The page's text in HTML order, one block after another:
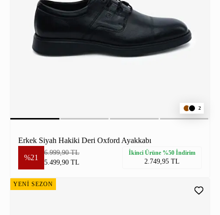
2
Erkek Siyah Hakiki Deri Oxford Ayakkabı
%21
6.999,90 TL
5.499,90 TL
İkinci Ürüne %50 İndirim
2.749,95 TL
YENİ SEZON